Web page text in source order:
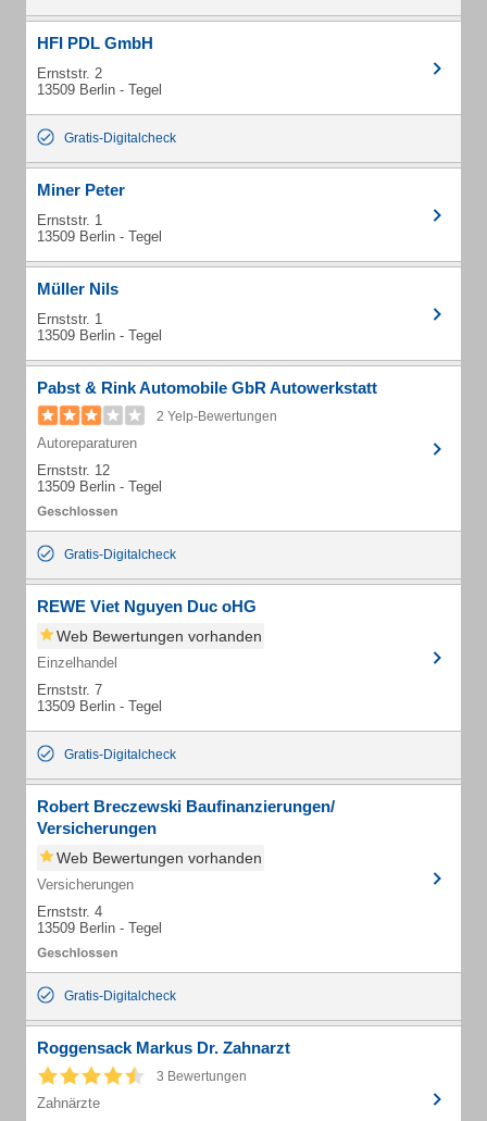
HFI PDL GmbH
Ernststr. 2
13509 Berlin - Tegel
Gratis-Digitalcheck
Miner Peter
Ernststr. 1
13509 Berlin - Tegel
Müller Nils
Ernststr. 1
13509 Berlin - Tegel
Pabst & Rink Automobile GbR Autowerkstatt
2 Yelp-Bewertungen
Autoreparaturen
Ernststr. 12
13509 Berlin - Tegel
Gratis-Digitalcheck
REWE Viet Nguyen Duc oHG
Web Bewertungen vorhanden
Einzelhandel
Ernststr. 7
13509 Berlin - Tegel
Gratis-Digitalcheck
Robert Breczewski Baufinanzierungen/
Versicherungen
Web Bewertungen vorhanden
Versicherungen
Ernststr. 4
13509 Berlin - Tegel
Gratis-Digitalcheck
Roggensack Markus Dr. Zahnarzt
3 Bewertungen
Zahnärzte